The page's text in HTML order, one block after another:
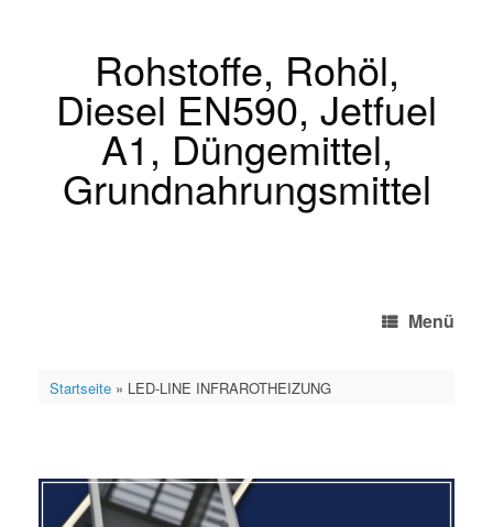
Rohstoffe, Rohöl,
Diesel EN590, Jetfuel
A1, Düngemittel,
Grundnahrungsmittel
Menü
Startseite» LED-LINE INFRAROTHEIZUNG